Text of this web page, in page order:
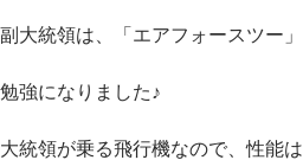
副大統領は、「エアフォースツー」
勉強になりました♪
大統領が乗る飛行機なので、性能は